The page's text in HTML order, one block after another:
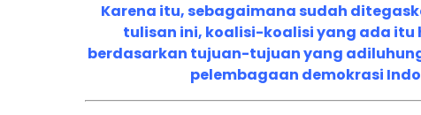
Karena itu, sebagaimana sudah
tulisan ini, koalisi-koalisi yang ada itu
berdasarkan tujuan-tujuan yang
pelembagaan demokrasi